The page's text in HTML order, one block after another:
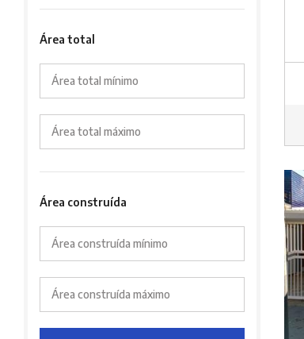
Área total
Área total mínimo
Área total máximo
Área construída
Área construída mínimo
Área construída máximo